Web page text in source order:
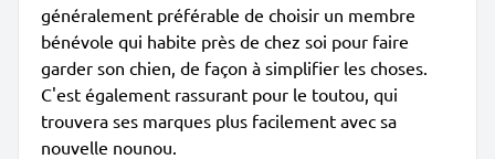
généralement préférable de choisir un membre
bénévole qui habite près de chez soi pour faire
garder son chien, de façon à simplifier les choses.
C'est également rassurant pour le toutou, qui
trouvera ses marques plus facilement avec sa
nouvelle nounou.